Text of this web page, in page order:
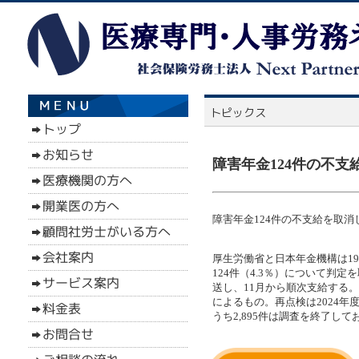
障害年金124件の不支
障害年金124件の不支給を取消
厚生労働省と日本年金機構は
124件（4.3％）について判定
送し、11月から順次支給する
によるもの。再点検は2024年
うち2,895件は調査を終了して